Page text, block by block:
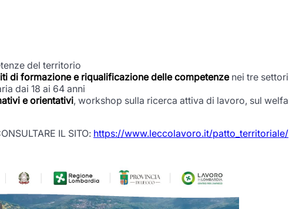
del territorio
di formazione e riqualificazione delle competenze nei tre
dai 18 ai 64 anni
e orientativi, workshop sulla ricerca attiva di lavoro, sul
IL SITO: https://www.leccolavoro.it/patto_territoriale/